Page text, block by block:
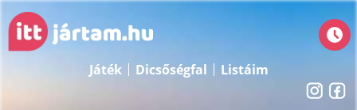
Játék Dicsőségfal Listáim